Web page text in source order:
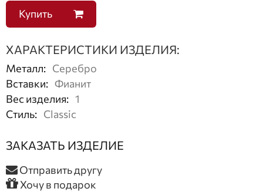
Купить
ХАРАКТЕРИСТИКИ ИЗДЕЛИЯ:
Металл: Серебро
Вставки: Фианит
Вес изделия: 1
Стиль: Classic
ЗАКАЗАТЬ ИЗДЕЛИЕ
Отправить другу
Хочу в подарок